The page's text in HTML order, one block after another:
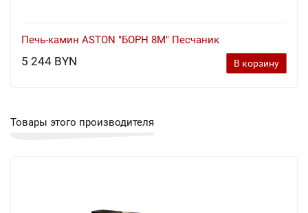
Печь-камин ASTON "БОРН 8М" Песчаник
5 244 BYN В корзину
Товары этого производителя